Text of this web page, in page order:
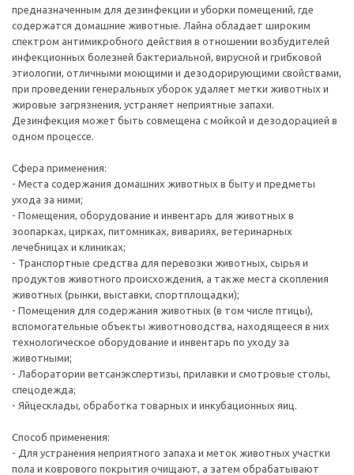
предназначенным для дезинфекции и уборки помещений, где
содержатся домашние животные. Лайна обладает широким
спектром антимикробного действия в отношении возбудителей
инфекционных болезней бактериальной, вирусной и грибковой
этиологии, отличными моющими и дезодорирующими свойствами,
при проведении генеральных уборок удаляет метки животных и
жировые загрязнения, устраняет неприятные запахи.
Дезинфекция может быть совмещена с мойкой и дезодорацией в
одном процессе.
Сфера применения:
- Места содержания домашних животных в быту и предметы
ухода за ними;
- Помещения, оборудование и инвентарь для животных в
зоопарках, цирках, питомниках, вивариях, ветеринарных
лечебницах и клиниках;
- Транспортные средства для перевозки животных, сырья и
продуктов животного происхождения, а также места скопления
животных (рынки, выставки, спортплощадки);
- Помещения для содержания животных (в том числе птицы),
вспомогательные объекты животноводства, находящееся в них
технологическое оборудование и инвентарь по уходу за
животными;
- Лаборатории ветсанэкспертизы, прилавки и смотровые столы,
спецодежда;
- Яйцесклады, обработка товарных и инкубационных яиц.
Способ применения:
- Для устранения неприятного запаха и меток животных участки
пола и коврового покрытия очищают, а затем обрабатывают